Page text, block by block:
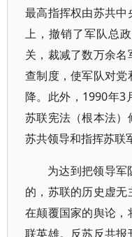
最高指挥权由苏共
上，撤销了军队总
关，裁减了数万余
查制度，使军队对
降。此外，1990年3
苏联宪法（根本法）
苏共领导和指挥苏联
为达到把领导军
的，苏联的历史虚
在颠覆国家的舆论
联英雄。反苏反共